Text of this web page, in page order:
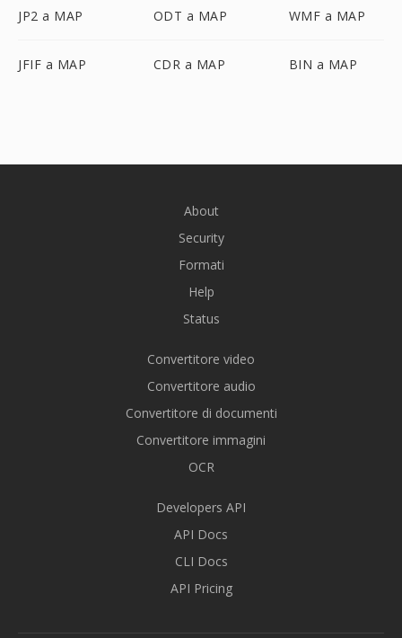
JP2 a MAP ODT a MAP WMF a MAP
JFIF a MAP CDR a MAP BIN a MAP
About
Security
Formati
Help
Status
Convertitore video
Convertitore audio
Convertitore di documenti
Convertitore immagini
OCR
Developers API
API Docs
CLI Docs
API Pricing